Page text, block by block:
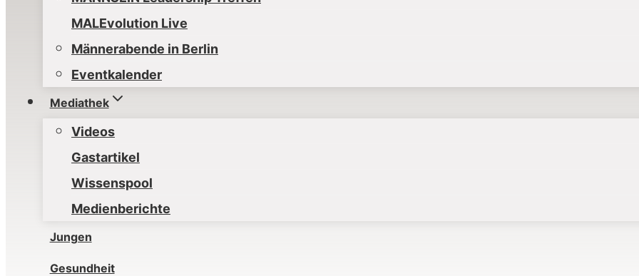
MALEvolution Live
Männerabende in Berlin
Eventkalender
Mediathek
Videos
Gastartikel
Wissenspool
Medienberichte
Jungen
Gesundheit